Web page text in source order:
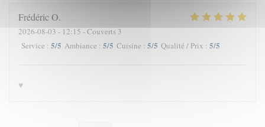
Frédéric O
2026-08-03- 12:15 - Couverts 3
Service : 5/5 Ambiance : 5/5 Cuisine : 5/5 Qualité / Prix : 5/5
♥️